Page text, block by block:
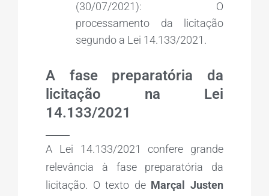
(30/07/2021): O
processamento da licitação
segundo a Lei 14.133/2021.
A fase preparatória da
licitação na Lei
14.133/2021
A Lei 14.133/2021 confere grande
relevância à fase preparatória da
licitação. O texto de Marçal Justen